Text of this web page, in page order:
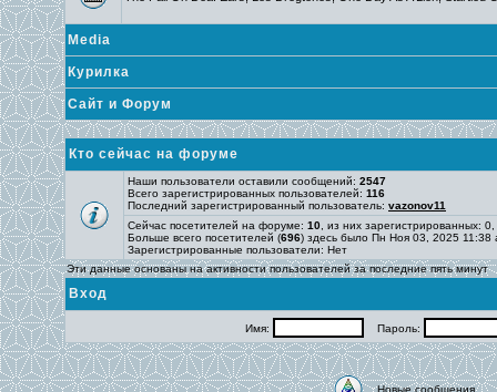
Media
Курилка
Сайт и Форум
Кто сейчас на форуме
Наши пользователи оставили сообщений: 2547
Всего зарегистрированных пользователей: 116
Последний зарегистрированный пользователь: vazonov11
Сейчас посетителей на форуме: 10 , из них зарегистрированных:
Больше всего посетителей (696) здесь было Пн Ноя 03, 2025 11:38
Зарегистрированные пользователи: Нет
Эти данные основаны на активности пользователей за последние пять минут
Вход
Имя: Пароль:
Новые сообщения